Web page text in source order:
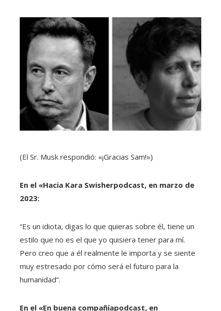
(El Sr. Musk respondió: «¡Gracias Sam!»)
En el «Hacia Kara Swisherpodcast, en marzo de
2023:
“Es un idiota, digas lo que quieras sobre él, tiene un
estilo que no es el que yo quisiera tener para mí.
Pero creo que a él realmente le importa y se siente
muy estresado por cómo será el futuro para la
humanidad”.
En el «En buena compañíapodcast, en